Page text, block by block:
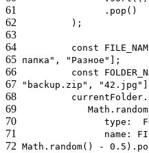
61
62
63
64
65
66
67
68
69
70
71
72
.pop()
);
const
папка" , "Разное"
];
const
"backup.zip" , "42.jpg"
type:
name:
Math.random() -